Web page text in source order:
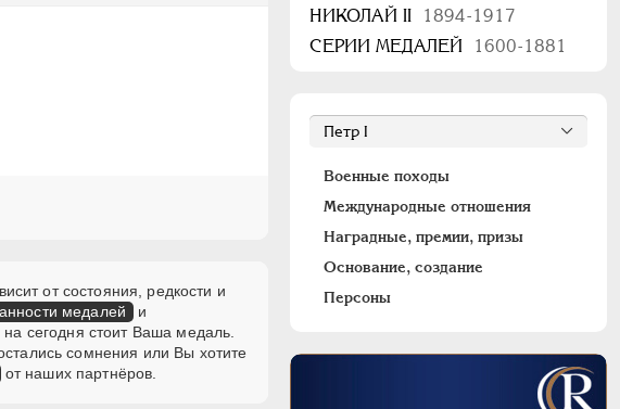
от состояния, редкости и
медалей и
сегодня стоит Ваша медаль.
сомнения или Вы хотите
от наших партнёров.
НИКОЛАЙ II
1894-1917
СЕРИИ МЕДАЛЕЙ
1600-1881
Военные походы
Международные отношения
Наградные, премии, призы
Основание, создание
Персоны